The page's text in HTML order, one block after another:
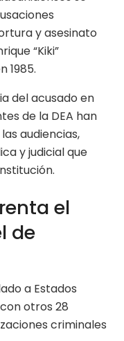
y asesinato
“Kiki”
1985.
del acusado en
de la DEA han
audiencias,
y judicial que
el
de
a Estados
otros 28
criminales